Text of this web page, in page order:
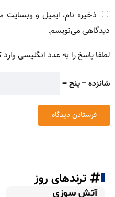
ذخیره نام، ایمیل و وبسایت
دیدگاهی می‌نویسم.
لطفا پاسخ را به عدد انگلیسی وارد
شانزده − پنج =
ترندهای روز
آتش سوزی